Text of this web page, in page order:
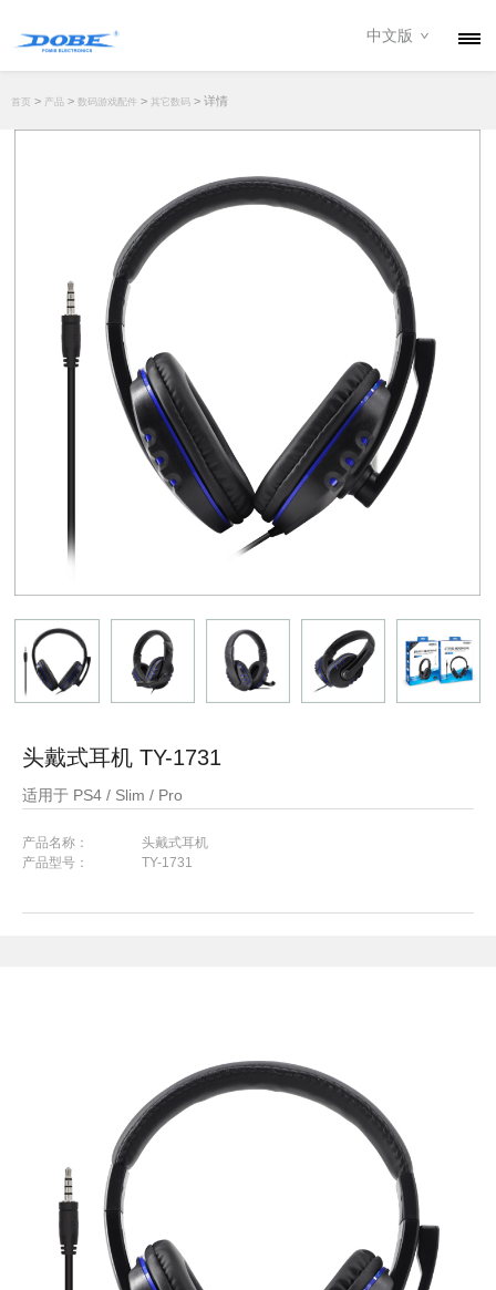
资讯
下载专区
经销商
中文版
首页 > 产品 > 数码游戏配件 > 其它数码 > 详情
头戴式耳机 TY-1731
适用于 PS4 / Slim / Pro
产品名称： 头戴式耳机
产品型号： TY-1731